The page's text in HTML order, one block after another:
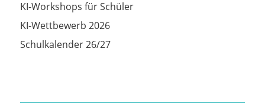
KI-Workshops für Schüler
KI-Wettbewerb 2026
Schulkalender 26/27